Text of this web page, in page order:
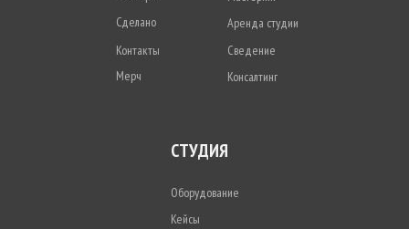
СТУДИЯ
Сделано
Контакты
Мерч
Аренда студии
Оборудование
Кейсы
Сведение
Консалтинг